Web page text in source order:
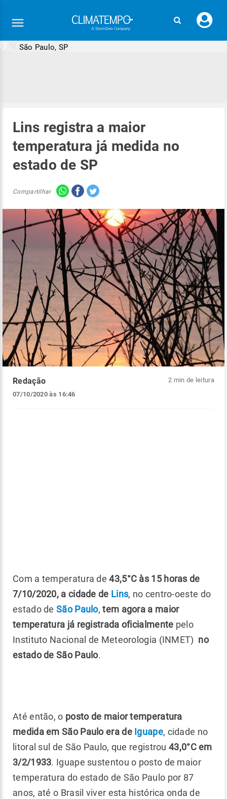
seu
São Paulo, SP
Lins registra a maior
temperatura já medida no
estado de SP
Compartilhar
Redação
07/10/2020 às 16:46
2 min de leitura
Com a temperatura de43,5°C às 15 horas de
7/10/2020, a cidade de Lins, no centro-oeste do
estado deSão Paulo,tem agora a maior
temperatura já registrada oficialmente pelo
Instituto Nacional de Meteorologia (INMET) no
estado de São Paulo.
Até então, o posto de maior temperatura
medida em São Paulo era deIguape, cidade no
litoral sul de São Paulo, que registrou 43,0°C em
3/2/1933. Iguape sustentou o posto de maior
temperatura do estado de São Paulo por 87
anos, até o Brasil viver esta histórica onda de